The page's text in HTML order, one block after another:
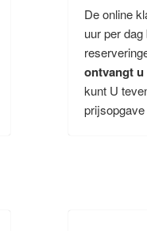
De online
uur per
ontvangt u
kunt U